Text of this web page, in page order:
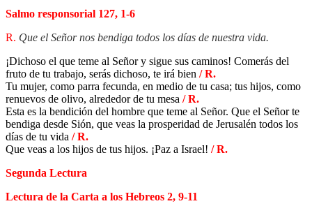
Salmo responsorial 127, 1-6
R. Que el Señor nos bendiga todos los días de nuestra vida.
¡Dichoso el que teme al Señor y sigue sus caminos! Comerás del
fruto de tu trabajo, serás dichoso, te irá bien / R.
Tu mujer, como parra fecunda, en medio de tu casa; tus hijos, como
renuevos de olivo, alrededor de tu mesa / R.
Esta es la bendición del hombre que teme al Señor. Que el Señor te
bendiga desde Sión, que veas la prosperidad de Jerusalén todos los
días de tu vida / R.
Que veas a los hijos de tus hijos. ¡Paz a Israel! / R.
Segunda Lectura
Lectura de la Carta a los Hebreos 2, 9-11